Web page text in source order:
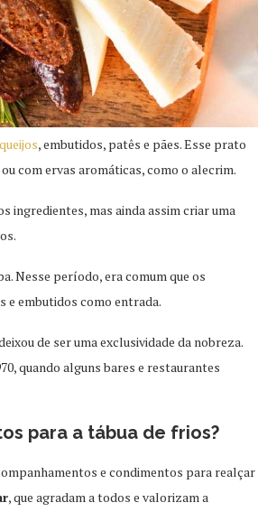
, embutidos, patês e pães. Esse prato
com ervas aromáticas, como o alecrim.
ingredientes, mas ainda assim criar uma
Nesse período, era comum que os
e embutidos como entrada.
de ser uma exclusividade da nobreza.
quando alguns bares e restaurantes
para a tábua de frios?
e condimentos para realçar
, que agradam a todos e valorizam a